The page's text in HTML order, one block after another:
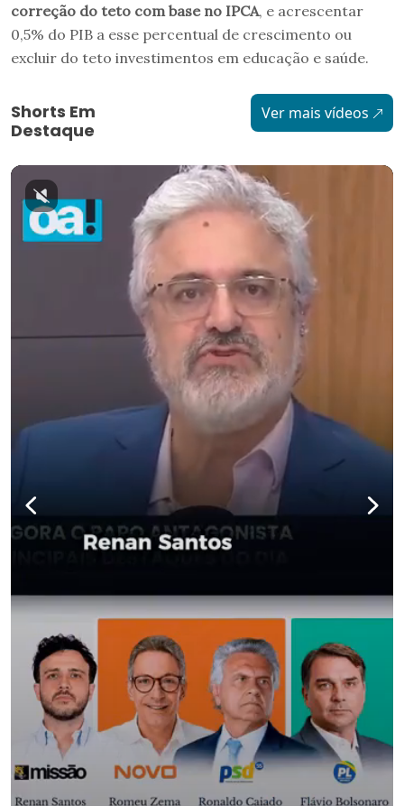
correção do teto com base no IPCA, e acrescentar
0,5% do PIB a esse percentual de crescimento ou
excluir do teto investimentos em educação e saúde.
Shorts Em
Destaque
Ver mais vídeos